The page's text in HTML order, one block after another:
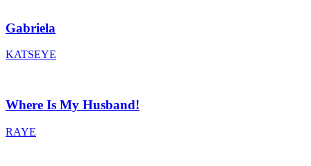
Gabriela
KATSEYE
Where Is My Husband!
RAYE